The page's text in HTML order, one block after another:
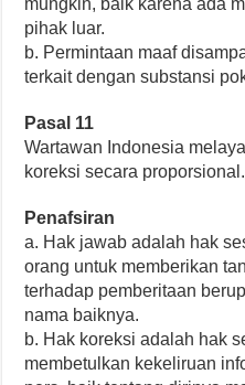
mungkin, baik karena ada
pihak luar.
b. Permintaan maaf
terkait dengan substansi
Pasal 11
Wartawan Indonesia
koreksi secara proporsional.
Penafsiran
a. Hak jawab adalah hak
orang untuk memberikan
terhadap pemberitaan
nama baiknya.
b. Hak koreksi adalah hak
membetulkan kekeliruan